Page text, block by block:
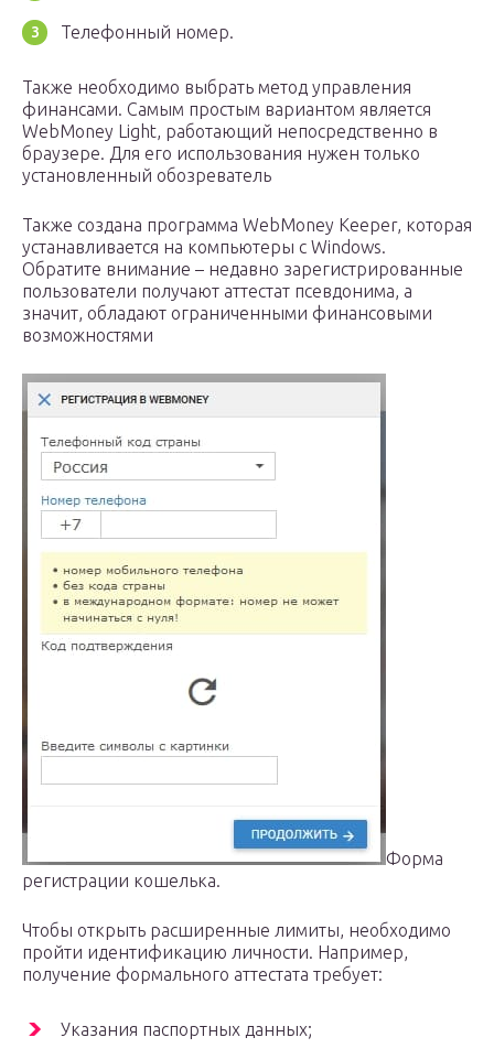
Телефонный номер.
Также необходимо выбрать метод управления
финансами. Самым простым вариантом является
WebMoney Light, работающий непосредственно в
браузере. Для его использования нужен только
установленный обозреватель
Также создана программа WebMoney Keeper, которая
устанавливается на компьютеры с Windows.
Обратите внимание – недавно зарегистрированные
пользователи получают аттестат псевдонима, а
значит, обладают ограниченными финансовыми
возможностями
Форма
регистрации кошелька.
Чтобы открыть расширенные лимиты, необходимо
пройти идентификацию личности. Например,
получение формального аттестата требует:
Указания паспортных данных;